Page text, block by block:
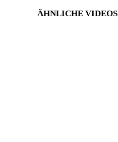
ÄHNLICHE VIDEOS